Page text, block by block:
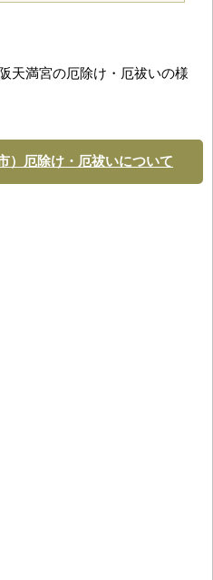
天満宮の厄除け・厄祓いの様
）厄除け・厄祓いについて